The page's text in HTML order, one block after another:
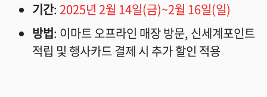
기간: 2025년 2월 14일(금)~2월 16일(일)
방법: 이마트 오프라인 매장 방문, 신세계포인트
적립 및 행사카드 결제 시 추가 할인 적용